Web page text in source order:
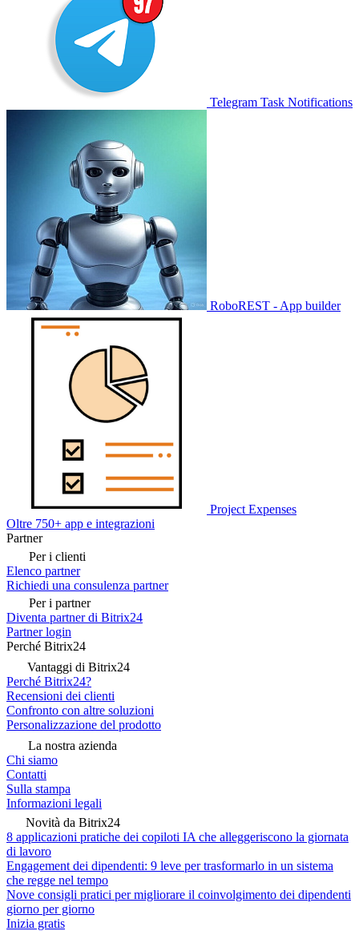
Telegram Task Notifications
RoboREST - App builder
Project Expenses
Oltre 750+ app e integrazioni
Partner
Per i clienti
Elenco partner
Richiedi una consulenza partner
Per i partner
Diventa partner di Bitrix24
Partner login
Perché Bitrix24
Vantaggi di Bitrix24
Perché Bitrix24?
Recensioni dei clienti
Confronto con altre soluzioni
Personalizzazione del prodotto
La nostra azienda
Chi siamo
Contatti
Sulla stampa
Informazioni legali
Novità da Bitrix24
8 applicazioni pratiche dei copiloti IA che alleggeriscono la giornata
di lavoro
Engagement dei dipendenti: 9 leve per trasformarlo in un sistema
che regge nel tempo
Nove consigli pratici per migliorare il coinvolgimento dei dipendenti
giorno per giorno
Inizia gratis